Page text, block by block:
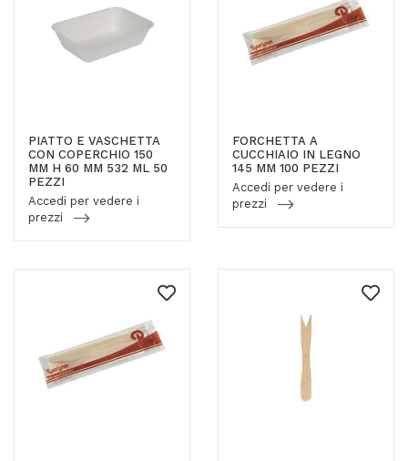
PIATTO E VASCHETTA
CON COPERCHIO 150
MM H 60 MM 532 ML 50
PEZZI
Accedi per vedere i
prezzi
FORCHETTA A
CUCCHIAIO IN LEGNO
145 MM 100 PEZZI
Accedi per vedere i
prezzi